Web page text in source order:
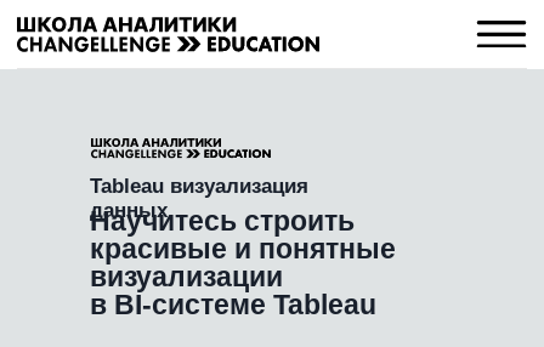
Научитесь строить
красивые и понятные
визуализации
в BI-системе Tableau
Tableau визуализация
данных